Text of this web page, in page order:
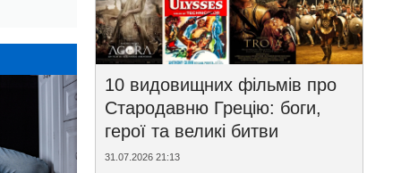
10 видовищних фільмів про
Стародавню Грецію: боги,
герої та великі битви
31.07.2026 21:13